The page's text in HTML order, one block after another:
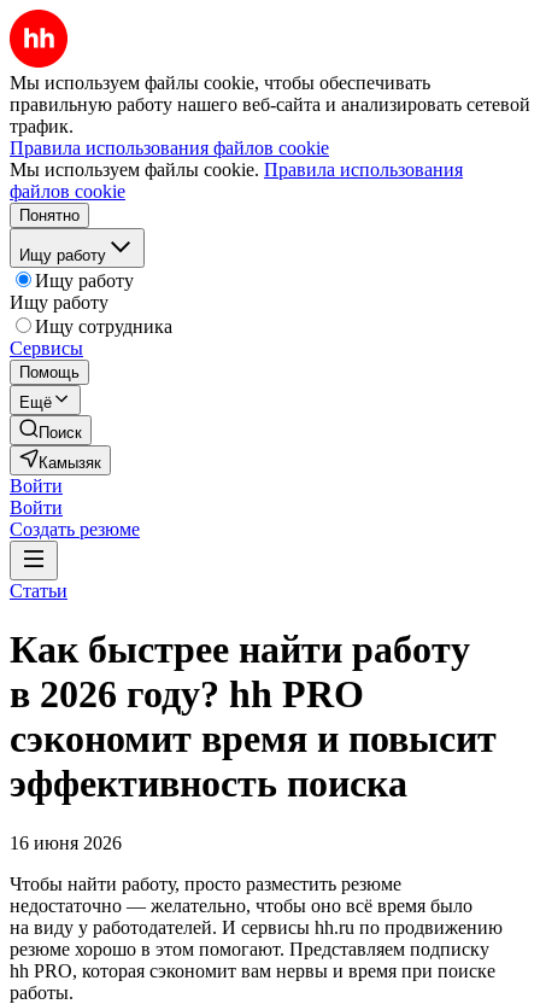
Мы используем файлы cookie, чтобы обеспечивать
правильную работу нашего веб-сайта и анализировать сетевой
трафик.
Правила использования файлов cookie
Мы используем файлы cookie. Правила использования
файлов cookie
Понятно
Ищу работу
Ищу работу
Ищу работу
Ищу сотрудника
Сервисы
Помощь
Ещё
Поиск
Камызяк
Войти
Войти
Создать резюме
Статьи
Как быстрее найти работу
в 2026 году? hh PRO
сэкономит время и повысит
эффективность поиска
16 июня 2026
Чтобы найти работу, просто разместить резюме
недостаточно — желательно, чтобы оно всё время было
на виду у работодателей. И сервисы hh.ru по продвижению
резюме хорошо в этом помогают. Представляем подписку
hh PRO, которая сэкономит вам нервы и время при поиске
работы.